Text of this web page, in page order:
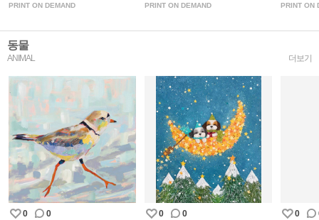
PRINT ON DEMAND PRINT ON DEMAND PRINT ON
동물
ANIMAL 더보기
0 0 0 0 0